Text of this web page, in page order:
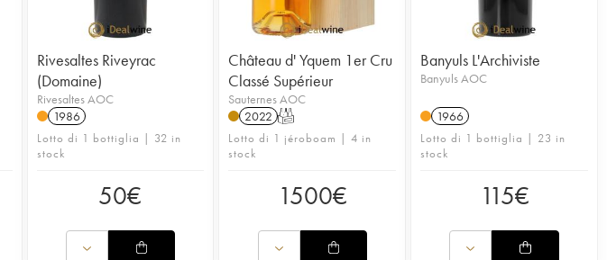
Rivesaltes Riveyrac
(Domaine)
Rivesaltes AOC
1986
Lotto di 1 bottiglia | 32 in
stock
50€
Château d' Yquem 1er Cru
Classé Supérieur
Sauternes AOC
2022 T
Lotto di 1 jéroboam | 4 in
stock
1500€
Banyuls L'Archiviste
Banyuls AOC
1966
Lotto di 1 bottiglia | 23 in
stock
115€